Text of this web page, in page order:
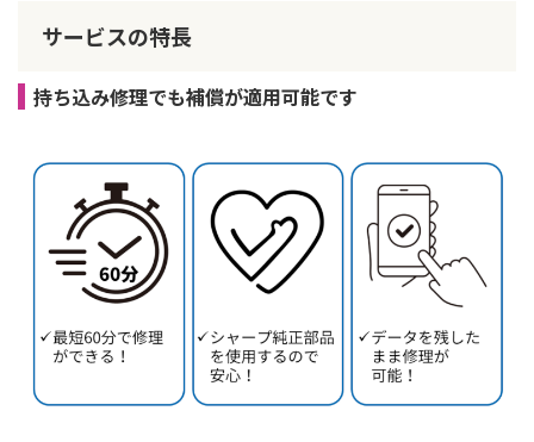
サービスの特長
持ち込み修理でも補償が適用可能です